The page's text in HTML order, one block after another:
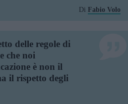
Di Fabio Volo
delle regole di
che noi
è non il
il rispetto degli